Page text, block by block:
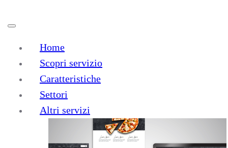
Home
Scopri servizio
Caratteristiche
Settori
Altri servizi
Realizzazione
Eccomerce